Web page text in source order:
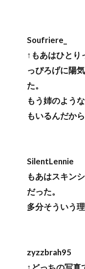
Soufriere_
↑もあはひとり
っぴろげに陽
た。
もう姉のよう
もいるんだか
SilentLennie
もあはスキン
だった。
多分そういう
zyzzbrah95